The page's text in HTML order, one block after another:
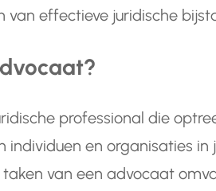
van effectieve juridische
professional die
individuen en organisaties in
van een advocaat